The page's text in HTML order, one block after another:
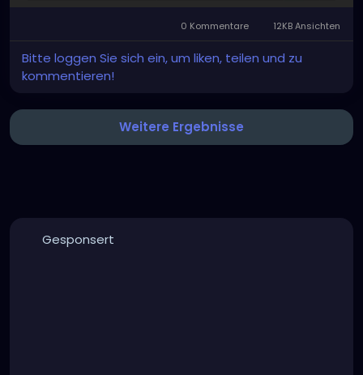
0 Kommentare 12KB Ansichten
Bitte loggen Sie sich ein, um liken, teilen und zu
kommentieren!
Weitere Ergebnisse
Gesponsert